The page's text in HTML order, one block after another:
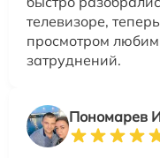
телевизоре,
просмотром
затруднений.
Пономарев